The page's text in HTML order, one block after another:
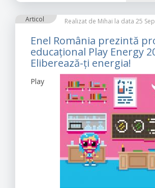
Articol Realizat de Mihai la data 25
Enel România prezintă
educațional Play Energy
Eliberează-ți energia!
Play